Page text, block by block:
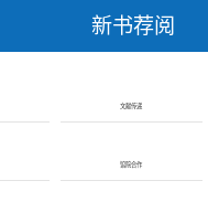
新书荐阅
文献传递
馆院合作